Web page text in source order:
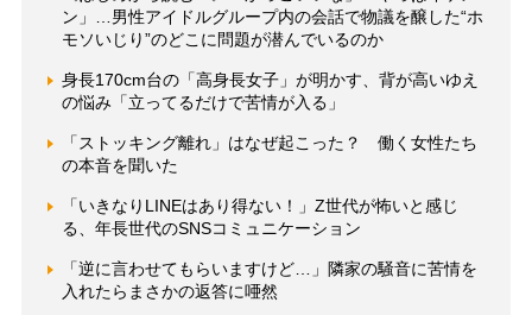
ン」…男性アイドルグループ内の会話で物議を醸した“ホ
モソいじり”のどこに問題が潜んでいるのか
身長170cm台の「高身長女子」が明かす、背が高いゆえ
の悩み「立ってるだけで苦情が入る」
「ストッキング離れ」はなぜ起こった？ 働く女性たち
の本音を聞いた
「いきなりLINEはあり得ない！」Z世代が怖いと感じ
る、年長世代のSNSコミュニケーション
「逆に言わせてもらいますけど…」隣家の騒音に苦情を
入れたらまさかの返答に唖然